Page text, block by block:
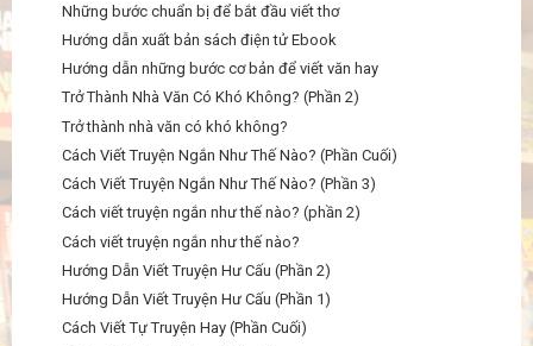
Những bước chuẩn bị để bắt đầu viết thơ
Hướng dẫn xuất bản sách điện tử Ebook
Hướng dẫn những bước cơ bản để viết văn hay
Trở Thành Nhà Văn Có Khó Không? (Phần 2)
Trở thành nhà văn có khó không?
Cách Viết Truyện Ngắn Như Thế Nào? (Phần Cuối)
Cách Viết Truyện Ngắn Như Thế Nào? (Phần 3)
Cách viết truyện ngắn như thế nào? (phần 2)
Cách viết truyện ngắn như thế nào?
Hướng Dẫn Viết Truyện Hư Cấu (Phần 2)
Hướng Dẫn Viết Truyện Hư Cấu (Phần 1)
Cách Viết Tự Truyện Hay (Phần Cuối)